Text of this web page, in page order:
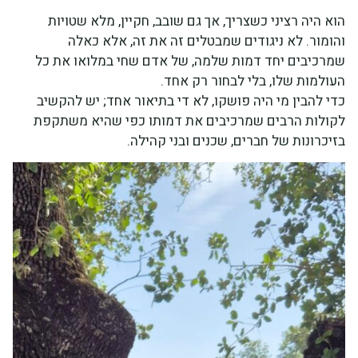
הוא היה רציני כשצריך, אך גם שובב, חקיין, מלא שטויות
והומור. לא ניגודים שמבטלים זה את זה, אלא כאלה
שמרכיבים יחד דמות שלמה, של אדם שחי במלואו את כל
העולמות שלו, בלי לבחור רק אחד.
כדי להבין מי היה פושקו, לא די בתיאור אחד; יש להקשיב
לקולות הרבים שמרכיבים את דמותו כפי שהיא משתקפת
בזיכרונות של חברים, שכנים ובני קהילה.